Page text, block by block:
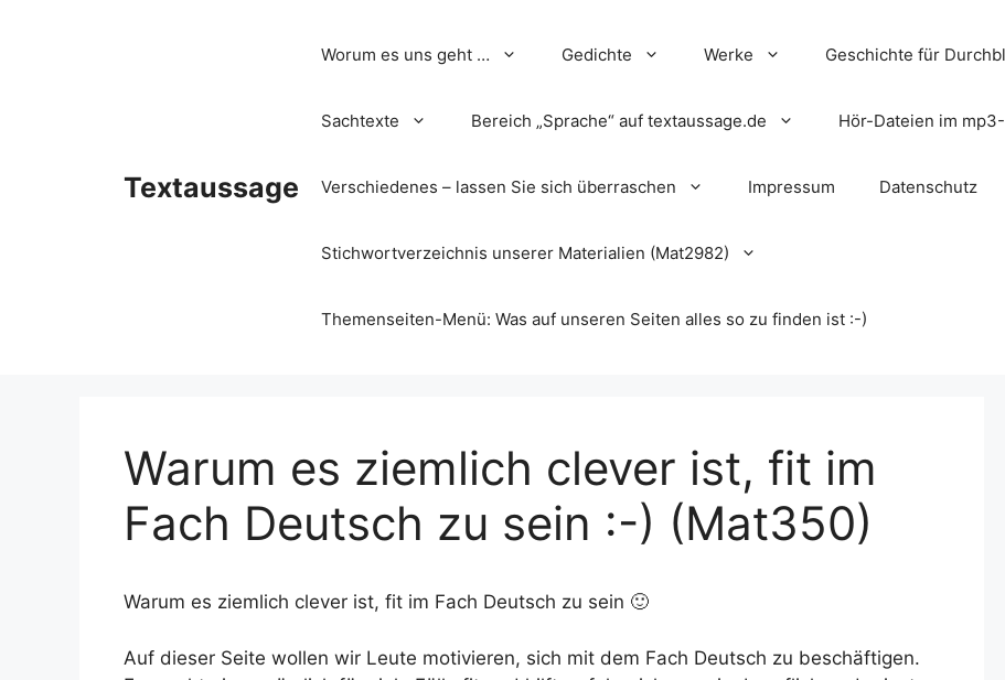
Textaussage
Worum es uns geht … Gedichte Werke Geschichte für
Sachtexte Bereich „Sprache“ auf textaussage.de Hör-Dateien im
Verschiedenes – lassen Sie sich überraschen Impressum Datenschutz
Stichwortverzeichnis unserer Materialien (Mat2982)
Themenseiten-Menü: Was auf unseren Seiten alles so zu finden ist :-)
Warum es ziemlich clever ist, fit im
Fach Deutsch zu sein :-) (Mat350)
Warum es ziemlich clever ist, fit im Fach Deutsch zu sein 🙂
Auf dieser Seite wollen wir Leute motivieren, sich mit dem Fach Deutsch zu beschäftigen.